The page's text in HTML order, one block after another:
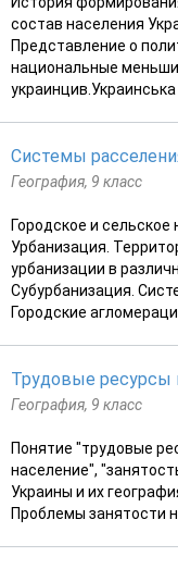
состав населения
Представление о
национальные
украинцив.Украинська
Системы
География, 9 класс
Городское и
Урбанизация.
урбанизации в
Субурбанизация.
Городские
Трудовые ресурсы
География, 9 класс
Понятие "трудовые
население",
Украины и их
Проблемы занятости